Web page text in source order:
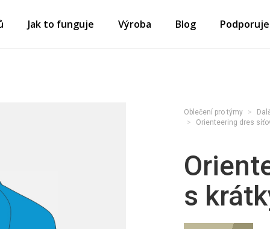
Jak to funguje Výroba Blog
Oblečení pro týmy
Orienteering dres
s